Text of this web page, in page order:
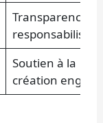
Transparence et
Soutien à la
création